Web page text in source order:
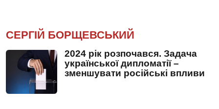
СЕРГІЙ БОРЩЕВСЬКИЙ
2024 рік розпочався. Задача
української дипломатії –
зменшувати російські впливи